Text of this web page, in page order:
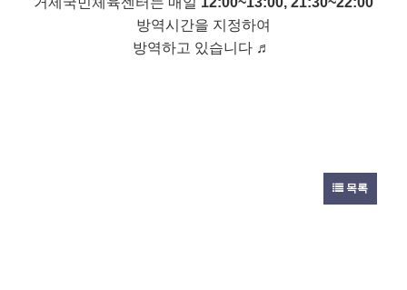
방역시간을 지정하여
방역하고 있습니다 ​♬
목록